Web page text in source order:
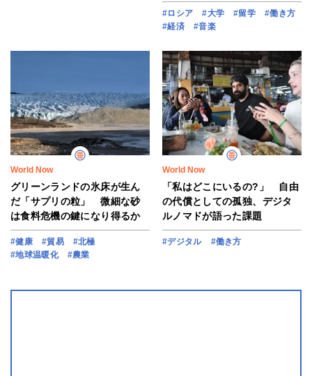
#ロシア #大学 #留学
#働き方
#経済
#音楽
World Now
グリーンランドの氷床が生ん
だ「サプリの粒」 微細な砂
は食料危機の鍵になり得るか
#健康 #貿易
#北極
#地球温暖化
#農業
World Now
「私はどこにいるの?」 自由
の代償としての孤独、デジタ
ルノマドが語った課題
#デジタル #働き方